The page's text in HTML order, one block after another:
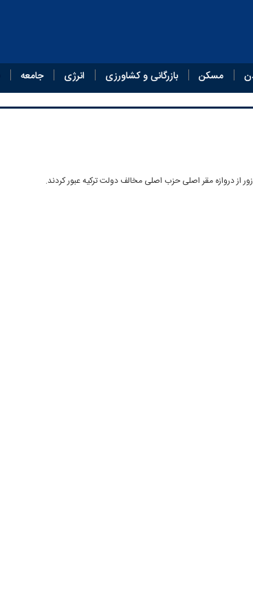
مسکن بازرگانی و کشاورزی انرژی جامعه
دروازه مقر اصلی حزب اصلی مخالف دولت ترکیه عبور کردند.